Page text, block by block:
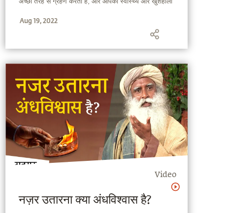
Aug 19, 2022
Video
नज़र उतारना क्या अंधविश्वास है?